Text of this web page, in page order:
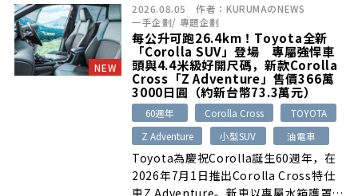
NEW
2026.08.05 作者： KURUMAのNEWS
一手企劃/ 專題企劃
每公升可跑26.4km！Toyota全新
「Corolla SUV」登場 專屬強悍車
頭與4.4米級好開尺碼，新款Corolla
Cross「Z Adventure」售價366萬
3000日圓（約新台幣73.3萬元）
60週年 Corolla Cross
TOYOTA
Z Adventure
小型SUV 油電車
Toyota為慶祝Corolla誕生60週年，在
2026年7月1日推出Corolla Cross特仕